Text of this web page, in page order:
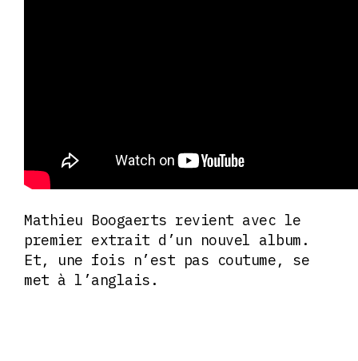
Mathieu Boogaerts revient avec le
premier extrait d’un nouvel album.
Et, une fois n’est pas coutume, se
met à l’anglais.